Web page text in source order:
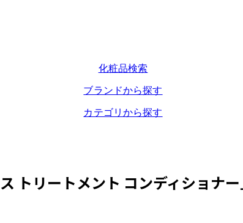
化粧品検索
ブランドから探す
カテゴリから探す
トリートメント コンディショナー